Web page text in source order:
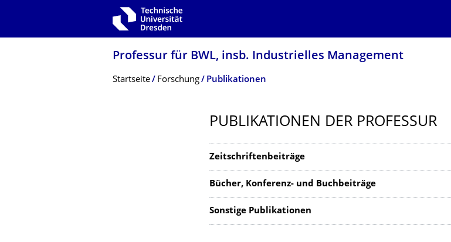
Zur Hauptnavigation springen
Professur für BWL, insb. Industrielles Management
Breadcrumb-Menü
Startseite Forschung Publikationen
PUBLIKATIONEN DER PROFESSUR
Zeitschriftenbeiträge
Bücher, Konferenz- und Buchbeiträge
Sonstige Publikationen